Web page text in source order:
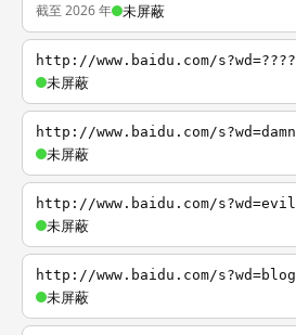
截至 2026 年 未屏蔽
http://www.baidu.com/s?wd=????
未屏蔽
http://www.baidu.com/s?wd=damn
未屏蔽
http://www.baidu.com/s?wd=evil
未屏蔽
http://www.baidu.com/s?wd=blog
未屏蔽